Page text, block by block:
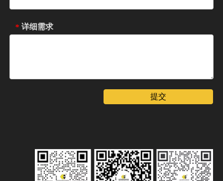
* 详细需求
提交